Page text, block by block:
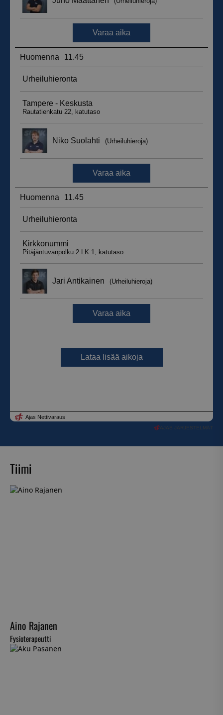
AJAS JÄRJESTELMÄT
Tiimi
Aino Rajanen
Fysioterapeutti